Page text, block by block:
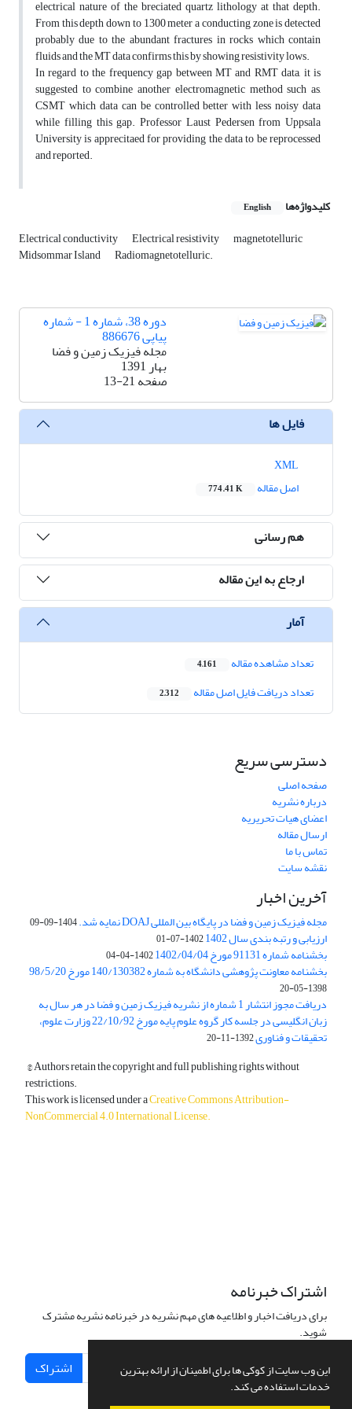
این وب سایت از کوکی ها برای اطمینان از ارائه بهترین
خدمات استفاده می کند.
electrical nature of the breciated quartz lithology at that depth.
From this depth down to 1300 meter a conducting zone is detected
probably due to the abundant fractures in rocks which contain
fluids and the MT data confirms this by showing resistivity lows.
In regard to the frequency gap between MT and RMT data, it is
suggested to combine another electromagnetic method such as,
CSMT which data can be controlled better with less noisy data
while filling this gap. Professor Laust Pedersen from Uppsala
University is apprecitaed for providing the data to be reprocessed
and reported.
کلیدواژه‌ها English
Electrical conductivity Electrical resistivity magnetotelluric
Midsommar Island Radiomagnetotelluric.
دوره 38، شماره 1 - شماره
پیاپی 886676
مجله فیزیک زمین و فضا
بهار 1391
صفحه13-21
فایل ها
اصل مقاله
774.41 K
هم رسانی
ارجاع به این مقاله
آمار
تعداد مشاهده مقاله 4,161
تعداد دریافت فایل اصل مقاله 2,312
دسترسی سریع
صفحه اصلی
درباره نشریه
اعضای هیات تحریریه
ارسال مقاله
تماس با ما
نقشه سایت
آخرین اخبار
مجله فیزیک زمین و فضا در پایگاه بین المللی DOAJ نمایه شد. 1404-09-09
ارزیابی و رتبه بندی سال 1402 1402-07-01
بخشنامه شماره 91131 مورخ 1402/04/04 1402-04-04
بخشنامه معاونت پژوهشی دانشگاه به شماره 140/130382 مورخ 98/5/20
1398-05-20
دریافت مجوز انتشار 1 شماره از نشریه فیزیک زمین و فضا در هر سال به
زبان انگلیسی در جلسه کار گروه علوم پایه مورخ 22/10/92 وزارت علوم،
تحقیقات و فناوری1392-11-20
© Authors retain the copyright and full publishing rights without
restrictions.
This work is licensed under aCreative Commons Attribution-
NonCommercial 4.0 International License.
اشتراک خبرنامه
برای دریافت اخبار و اطلاعیه های مهم نشریه در خبرنامه نشریه مشترک
شوید.
اشتراک